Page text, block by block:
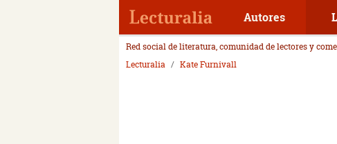
Autores
Red social de literatura, comunidad de lectores y
Lecturalia
Kate Furnivall